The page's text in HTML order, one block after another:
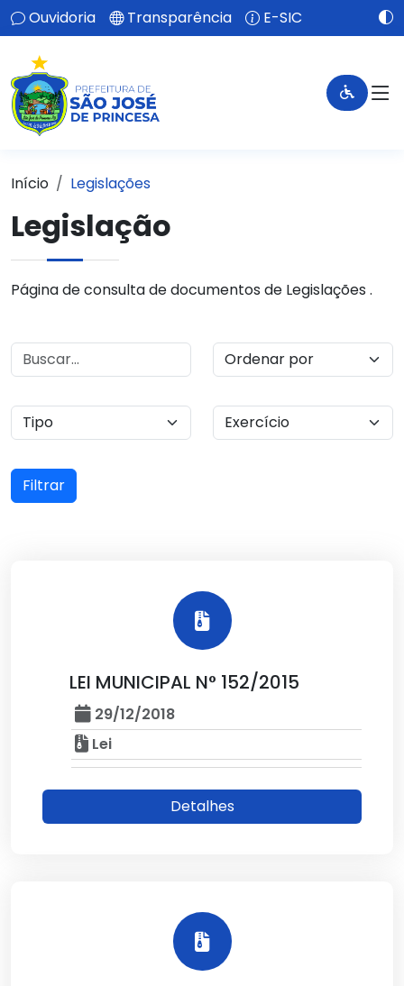
Ouvidoria Transparência E-SIC
Início Legislações
Legislação
Página de consulta de documentos de Legislações .
Filtrar
LEI MUNICIPAL N° 152/2015
29/12/2018
Lei
Detalhes